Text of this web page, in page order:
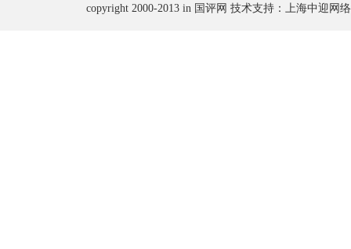
copyright 2000-2013 in 国评网 技术支持：上海中迎